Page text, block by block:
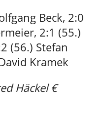
Beck, 2:0
2:1 (55.)
(56.) Stefan
Kramek
Häckel €